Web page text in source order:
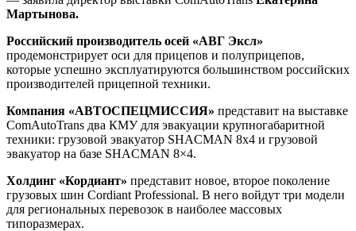
Мартынова.
Российский производитель осей «АВГ Эксл»
продемонстрирует оси для прицепов и полуприцепов,
которые успешно эксплуатируются большинством российских
производителей прицепной техники.
Компания «АВТОСПЕЦМИССИЯ» представит на выставке
ComAutoTrans два КМУ для эвакуации крупногабаритной
техники: грузовой эвакуатор SHACMAN 8х4 и грузовой
эвакуатор на базе SHACMAN 8×4.
Холдинг «Кордиант» представит новое, второе поколение
грузовых шин Cordiant Professional. В него войдут три модели
для региональных перевозок в наиболее массовых
типоразмерах.